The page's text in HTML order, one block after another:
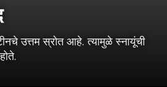
उत्तम स्रोत आहे. त्यामुळे स्नायूंची